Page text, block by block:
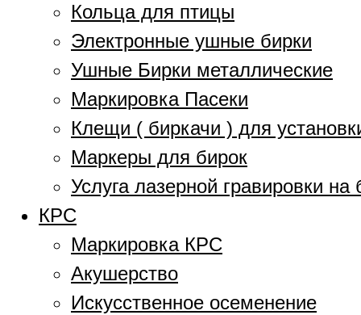
Кольца для птицы
Электронные ушные бирки
Ушные Бирки металлические
Маркировка Пасеки
Клещи ( биркачи ) для
Маркеры для бирок
Услуга лазерной гравировки на
КРС
Маркировка КРС
Акушерство
Искусственное осеменение